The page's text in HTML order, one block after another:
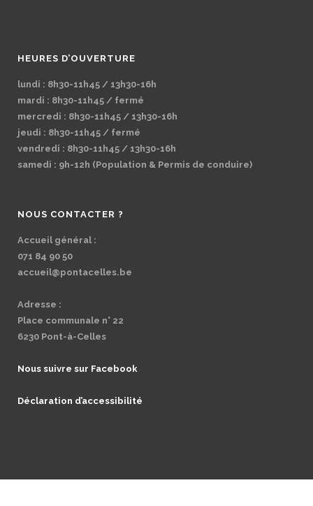
HEURES D’OUVERTURE
lundi : 8h30-11h45 / 13h30-16h
mardi : 8h30-11h45 / fermé
mercredi : 8h30-11h45 / 13h30-16h
jeudi : 8h30-11h45 / fermé
vendredi : 8h30-11h45 / 13h30-16h
samedi : 9h-12h (Population & Permis de conduire)
NOUS CONTACTER ?
Accueil général :
071 84 90 50
accueil@pontacelles.be
Adresse :
Place communale n° 22
6230 Pont-à-Celles
Nous suivre sur Facebook
Déclaration d’accessibilité